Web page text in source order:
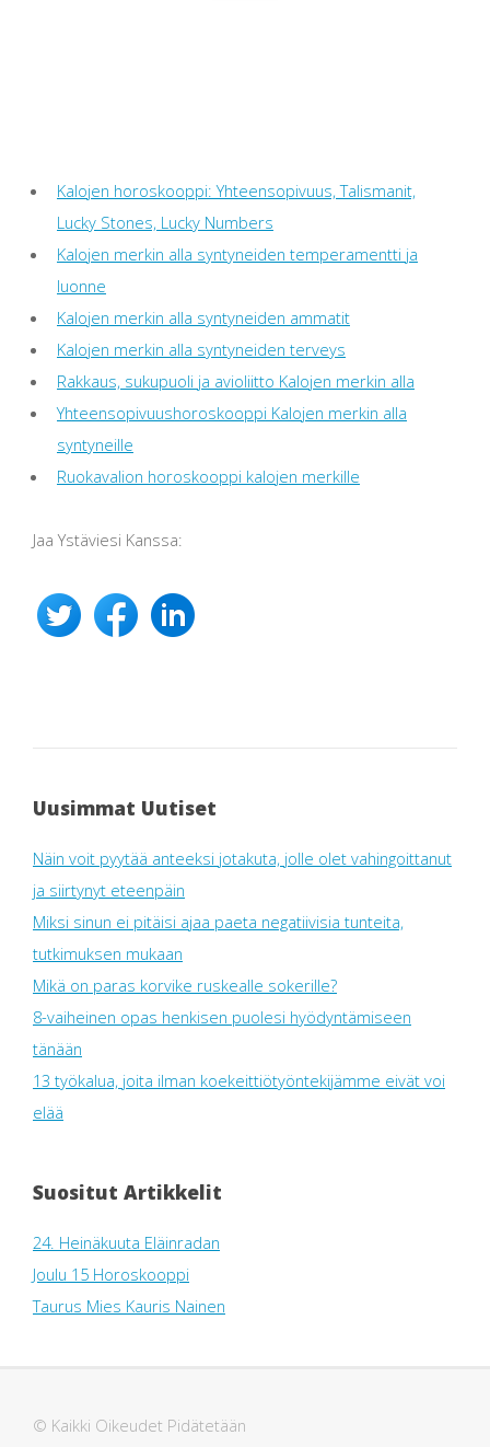
Kalojen horoskooppi: Yhteensopivuus, Talismanit,
Lucky Stones, Lucky Numbers
Kalojen merkin alla syntyneiden temperamentti ja
luonne
Kalojen merkin alla syntyneiden ammatit
Kalojen merkin alla syntyneiden terveys
Rakkaus, sukupuoli ja avioliitto Kalojen merkin alla
Yhteensopivuushoroskooppi Kalojen merkin alla
syntyneille
Ruokavalion horoskooppi kalojen merkille
Jaa Ystäviesi Kanssa:
Uusimmat Uutiset
Näin voit pyytää anteeksi jotakuta, jolle olet vahingoittanut
ja siirtynyt eteenpäin
Miksi sinun ei pitäisi ajaa paeta negatiivisia tunteita,
tutkimuksen mukaan
Mikä on paras korvike ruskealle sokerille?
8-vaiheinen opas henkisen puolesi hyödyntämiseen
tänään
13 työkalua, joita ilman koekeittiötyöntekijämme eivät voi
elää
Suositut Artikkelit
24. Heinäkuuta Eläinradan
Joulu 15 Horoskooppi
Taurus Mies Kauris Nainen
© Kaikki Oikeudet Pidätetään